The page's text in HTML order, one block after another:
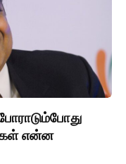
என்ன